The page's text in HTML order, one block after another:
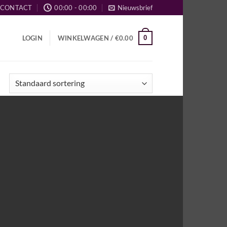
CONTACT 00:00 - 00:00 Nieuwsbrief
LOGIN WINKELWAGEN / €0.00 0